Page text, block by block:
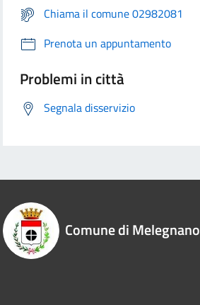
Chiama il comune 02982081
Prenota un appuntamento
Problemi in città
Segnala disservizio
Comune di Melegnano